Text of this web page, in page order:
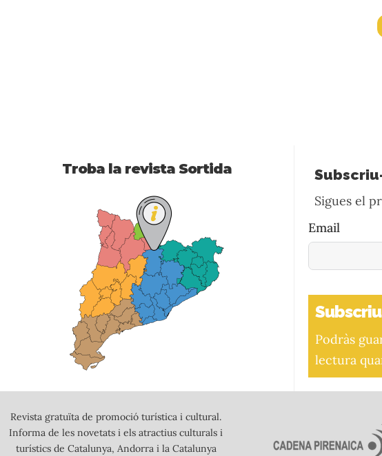
VIU
Troba la revista Sortida
Sigues el
Email
Podràs
lectura
Revista gratuïta de promoció turística i cultural.
Informa de les novetats i els atractius culturals i
turístics de Catalunya, Andorra i la Catalunya